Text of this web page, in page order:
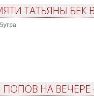
ТАТЬЯНЫ
НА